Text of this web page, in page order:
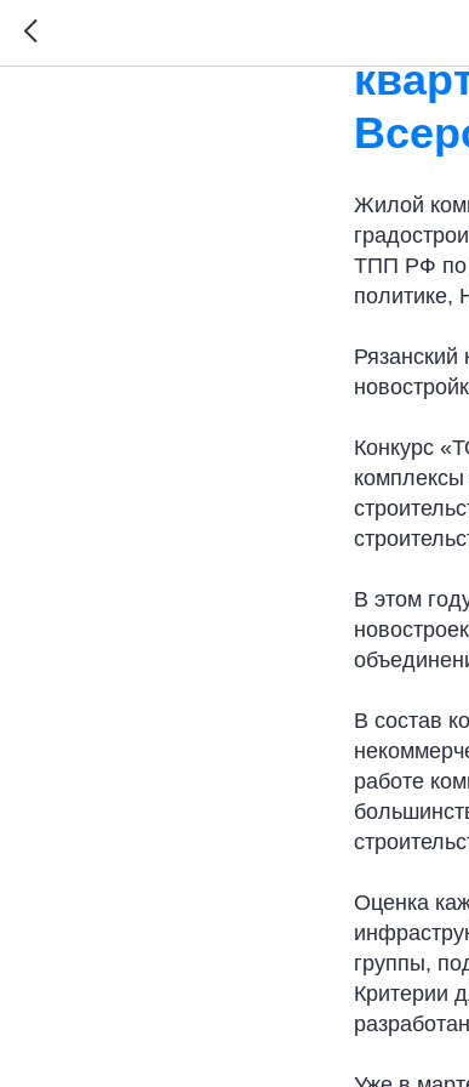
Жилой
ТПП РФ по
политике,
Конкурс
комплексы
В этом
В состав
работе
Оценка
группы,
Критерии